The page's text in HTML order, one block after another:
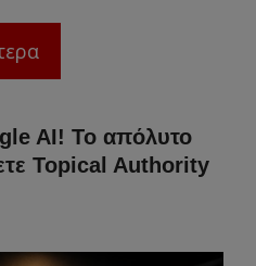
AI! Το απόλυτο
Topical Authority